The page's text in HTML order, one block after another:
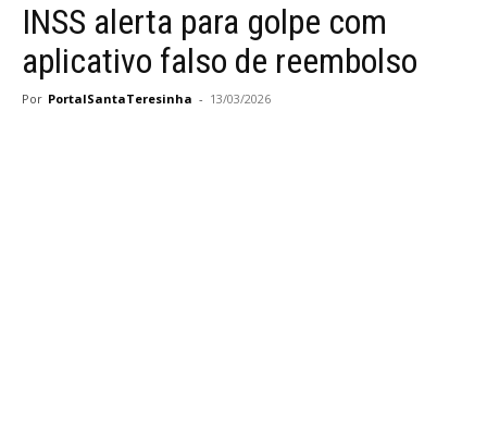
INSS alerta para golpe com
aplicativo falso de reembolso
Por PortalSantaTeresinha - 13/03/2026